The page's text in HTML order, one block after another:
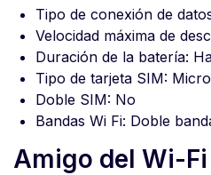
Tipo de conexión de
Velocidad máxima de
Duración de la batería:
Tipo de tarjeta SIM:
Doble SIM: No
Bandas Wi Fi: Doble
Amigo del Wi-Fi